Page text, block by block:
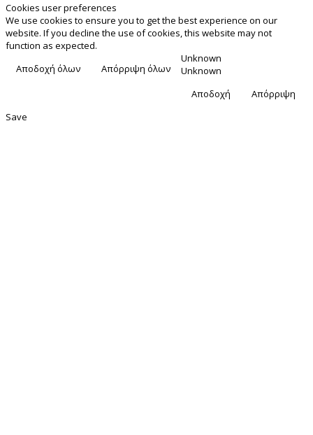
Cookies user preferences
We use cookies to ensure you to get the best experience on our
website. If you decline the use of cookies, this website may not
function as expected.
Αποδοχή όλων
Απόρριψη όλων
Unknown
Unknown
Αποδοχή
Απόρριψη
Save